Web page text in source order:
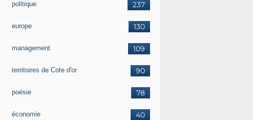
237
politique
130
europe
109
management
90
territoires de Cote d'or
78
poésie
40
économie